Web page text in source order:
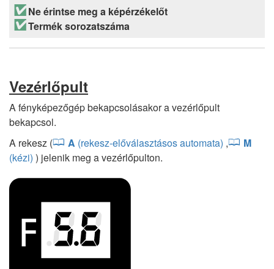
Ne érintse meg a képérzékelőt
Termék sorozatszáma
Vezérlőpult
A fényképezőgép bekapcsolásakor a vezérlőpult
bekapcsol.
A rekesz (
A (rekesz-előválasztásos automata) ,
M
(kézi) ) jelenik meg a vezérlőpulton.